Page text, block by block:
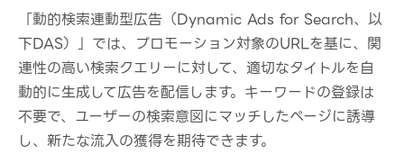
「動的検索連動型広告（Dynamic Ads for Search、以
下DAS）」では、プロモーション対象のURLを基に、関
連性の高い検索クエリーに対して、適切なタイトルを自
動的に生成して広告を配信します。キーワードの登録は
不要で、ユーザーの検索意図にマッチしたページに誘導
し、新たな流入の獲得を期待できます。